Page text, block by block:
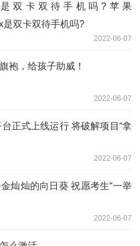
双卡双待手机吗?苹果
是双卡双待手机吗?
2022-06-07
袍，给孩子助威！
2022-06-07
正式上线运行 将破解项目“拿
2022-06-07
灿灿的向日葵 祝愿考生“一举
2022-06-07